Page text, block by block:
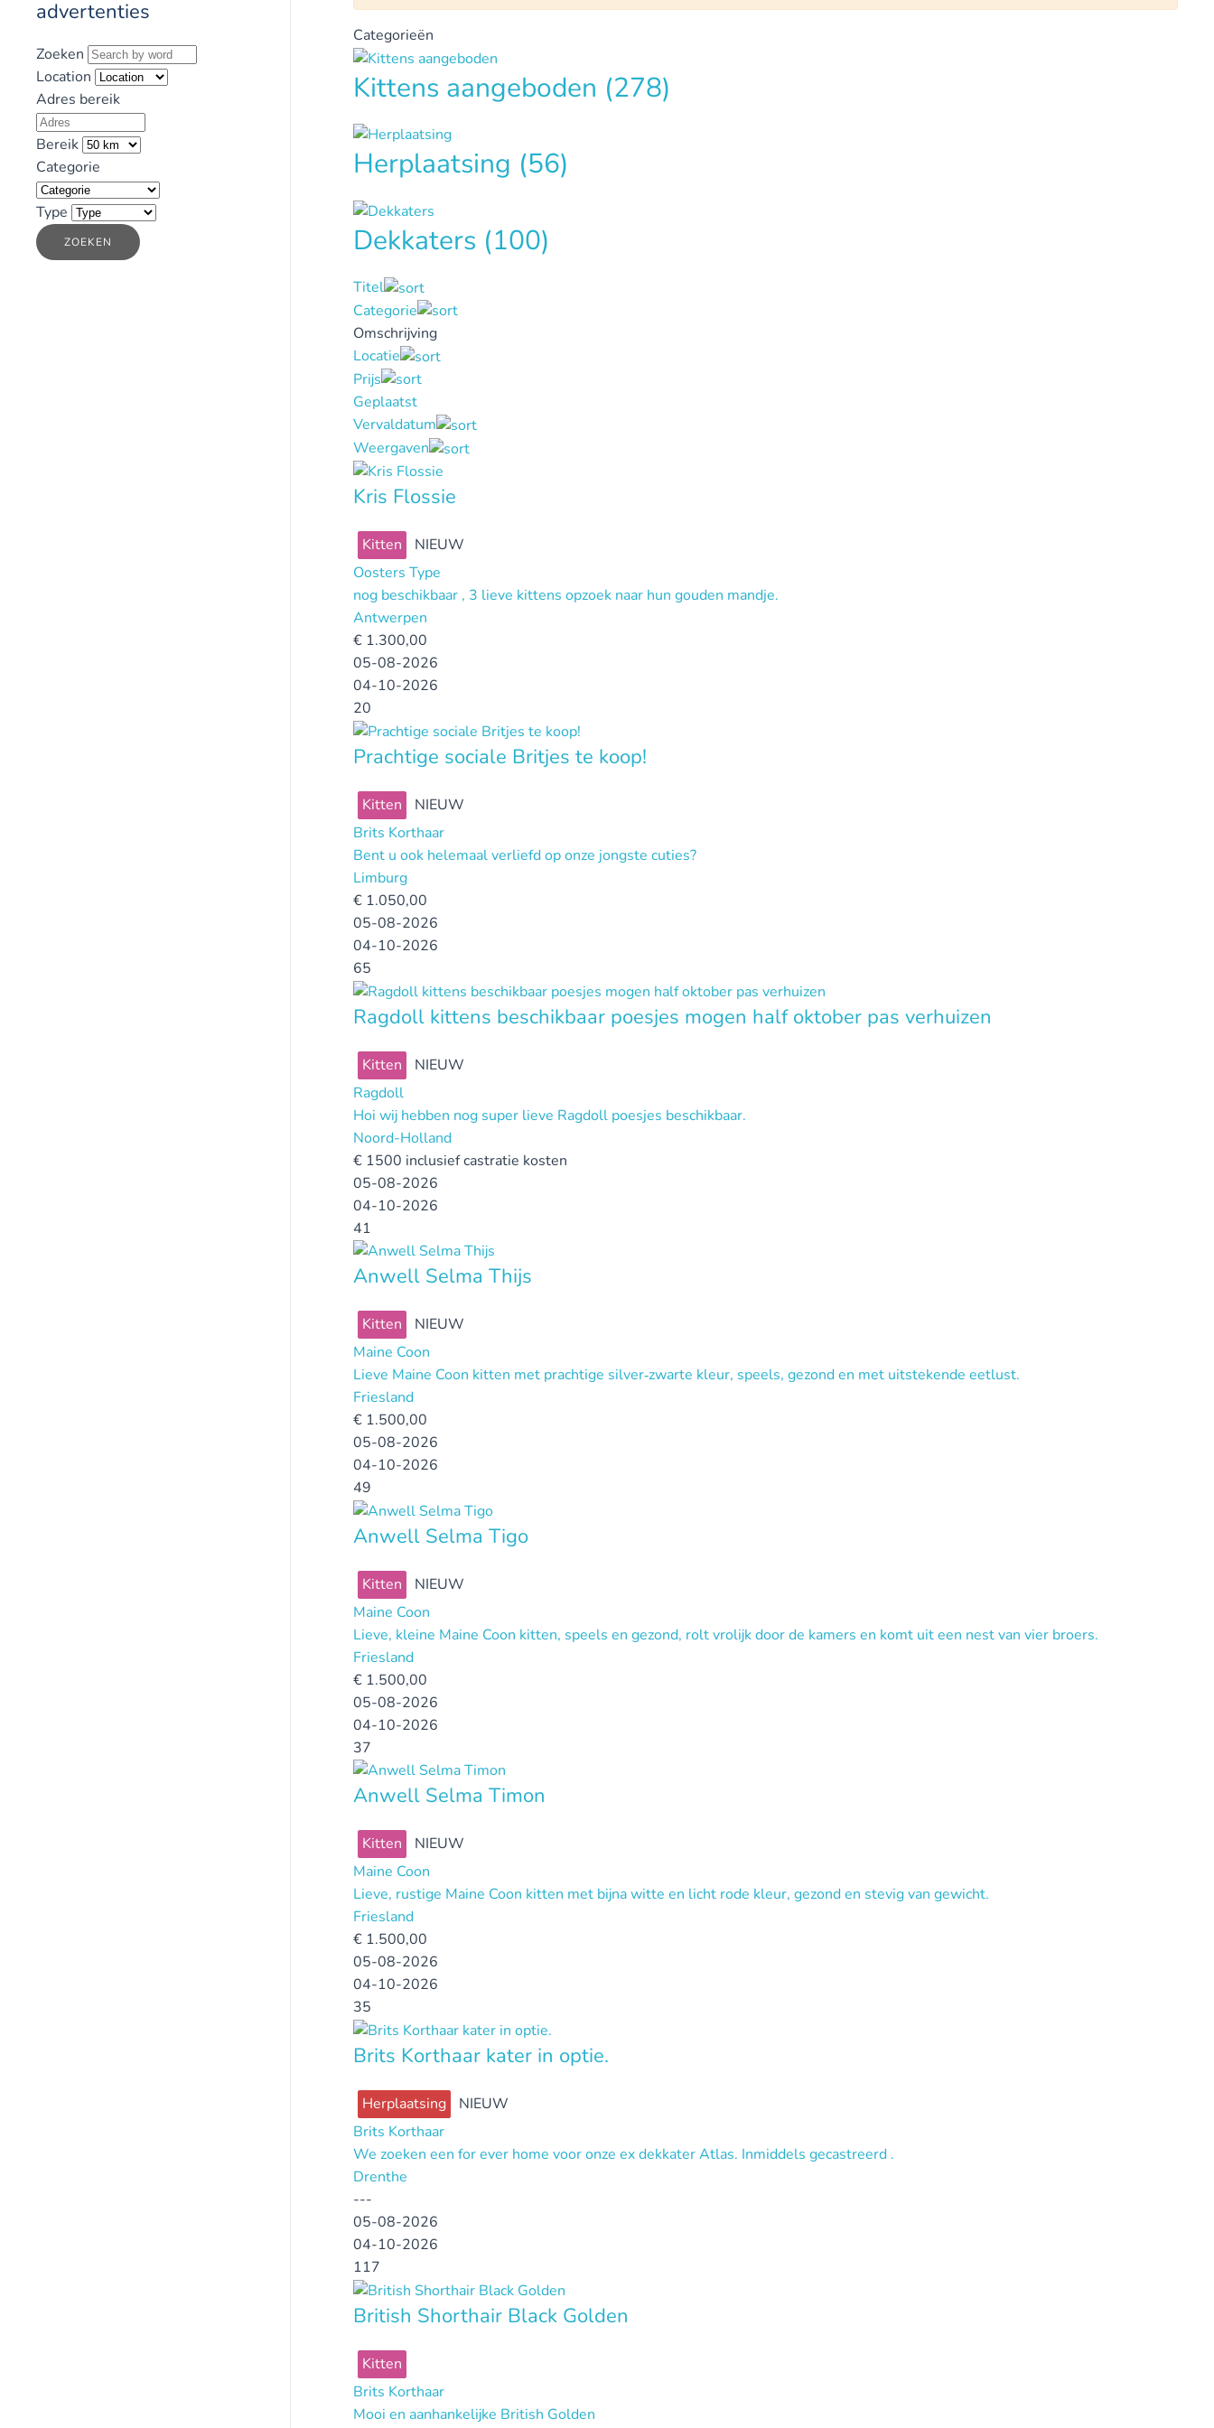
Categorieën
Kittens aangeboden (278)
Herplaatsing (56)
Dekkaters (100)
Titel
Categorie
Omschrijving
Locatie
Prijs
Geplaatst
Vervaldatum
Weergaven
Kris Flossie
Kitten
NIEUW
Oosters Type
nog beschikbaar , 3 lieve kittens opzoek naar hun gouden mandje.
Antwerpen
€ 1.300,00
05-08-2026
04-10-2026
20
Prachtige sociale Britjes te koop!
Kitten
NIEUW
Brits Korthaar
Bent u ook helemaal verliefd op onze jongste cuties?
Limburg
€ 1.050,00
05-08-2026
04-10-2026
65
Ragdoll kittens beschikbaar poesjes mogen half oktober pas verhuizen
Kitten
NIEUW
Ragdoll
Hoi wij hebben nog super lieve Ragdoll poesjes beschikbaar.
Noord-Holland
€ 1500 inclusief castratie kosten
05-08-2026
04-10-2026
41
Anwell Selma Thijs
Kitten
NIEUW
Maine Coon
Lieve Maine Coon kitten met prachtige silver‑zwarte kleur, speels, gezond en met uitstekende eetlust.
Friesland
€ 1.500,00
05-08-2026
04-10-2026
49
Anwell Selma Tigo
Kitten
NIEUW
Maine Coon
Lieve, kleine Maine Coon kitten, speels en gezond, rolt vrolijk door de kamers en komt uit een nest van vier broers.
Friesland
€ 1.500,00
05-08-2026
04-10-2026
37
Anwell Selma Timon
Kitten
NIEUW
Maine Coon
Lieve, rustige Maine Coon kitten met bijna witte en licht rode kleur, gezond en stevig van gewicht.
Friesland
€ 1.500,00
05-08-2026
04-10-2026
35
Brits Korthaar kater in optie.
Herplaatsing
NIEUW
Brits Korthaar
We zoeken een for ever home voor onze ex dekkater Atlas. Inmiddels gecastreerd .
Drenthe
---
05-08-2026
04-10-2026
117
British Shorthair Black Golden
Kitten
Brits Korthaar
Mooi en aanhankelijke British Golden
advertenties
Zoeken
Location
Adres bereik
Bereik
Categorie
Type
ZOEKEN